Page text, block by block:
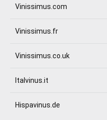
Vinissimus.com
Vinissimus.fr
Vinissimus.co.uk
Italvinus.it
Hispavinus.de